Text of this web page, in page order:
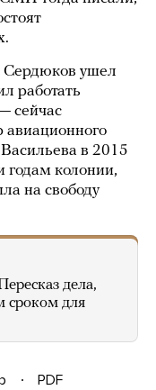
Сердюков ушел
работать
сейчас
авиационного
в 2015
годам колонии,
на свободу
дела,
сроком для
PDF